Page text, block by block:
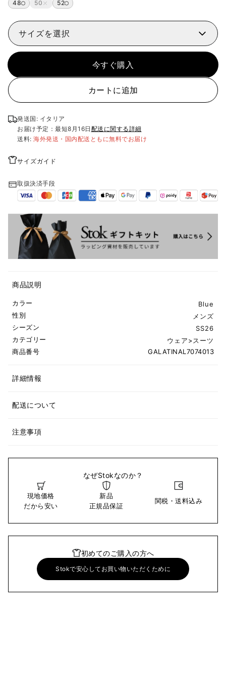
48 50 52
サイズを選択
今すぐ購入
カートに追加
発送国: イタリア
お届け予定：最短8月16日 配送に関する詳細
送料: 海外発送・国内配送ともに無料でお届け
サイズガイド
取扱決済手段
商品説明
カラー
Blue
性別
メンズ
シーズン
SS26
カテゴリー
ウェア>スーツ
商品番号
GALATINAL7074013
詳細情報
配送について
注意事項
なぜStokなのか？
現地価格
だから安い
新品
正規品保証
関税・送料込み
初めてのご購入の方へ
Stokで安心してお買い物いただくために